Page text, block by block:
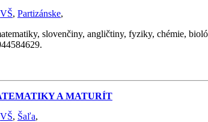
VŠ, Partizánske,
slovenčiny, angličtiny, fyziky, chémie,
A MATURÍT
VŠ, Šaľa,